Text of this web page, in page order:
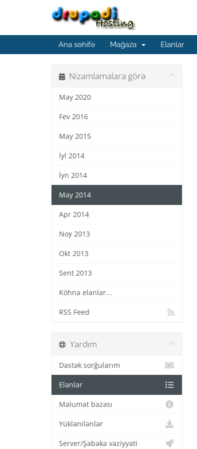
Ana səhifə Mağaza Elanlar
Nizamlamalara görə
May 2020
Fev 2016
May 2015
İyl 2014
İyn 2014
May 2014
Apr 2014
Noy 2013
Okt 2013
Sent 2013
Köhnə elanlar...
RSS Feed
Yardım
Dəstək sorğularım
Elanlar
Məlumat bazası
Yüklənilənlər
Server/Şəbəkə vəziyyəti